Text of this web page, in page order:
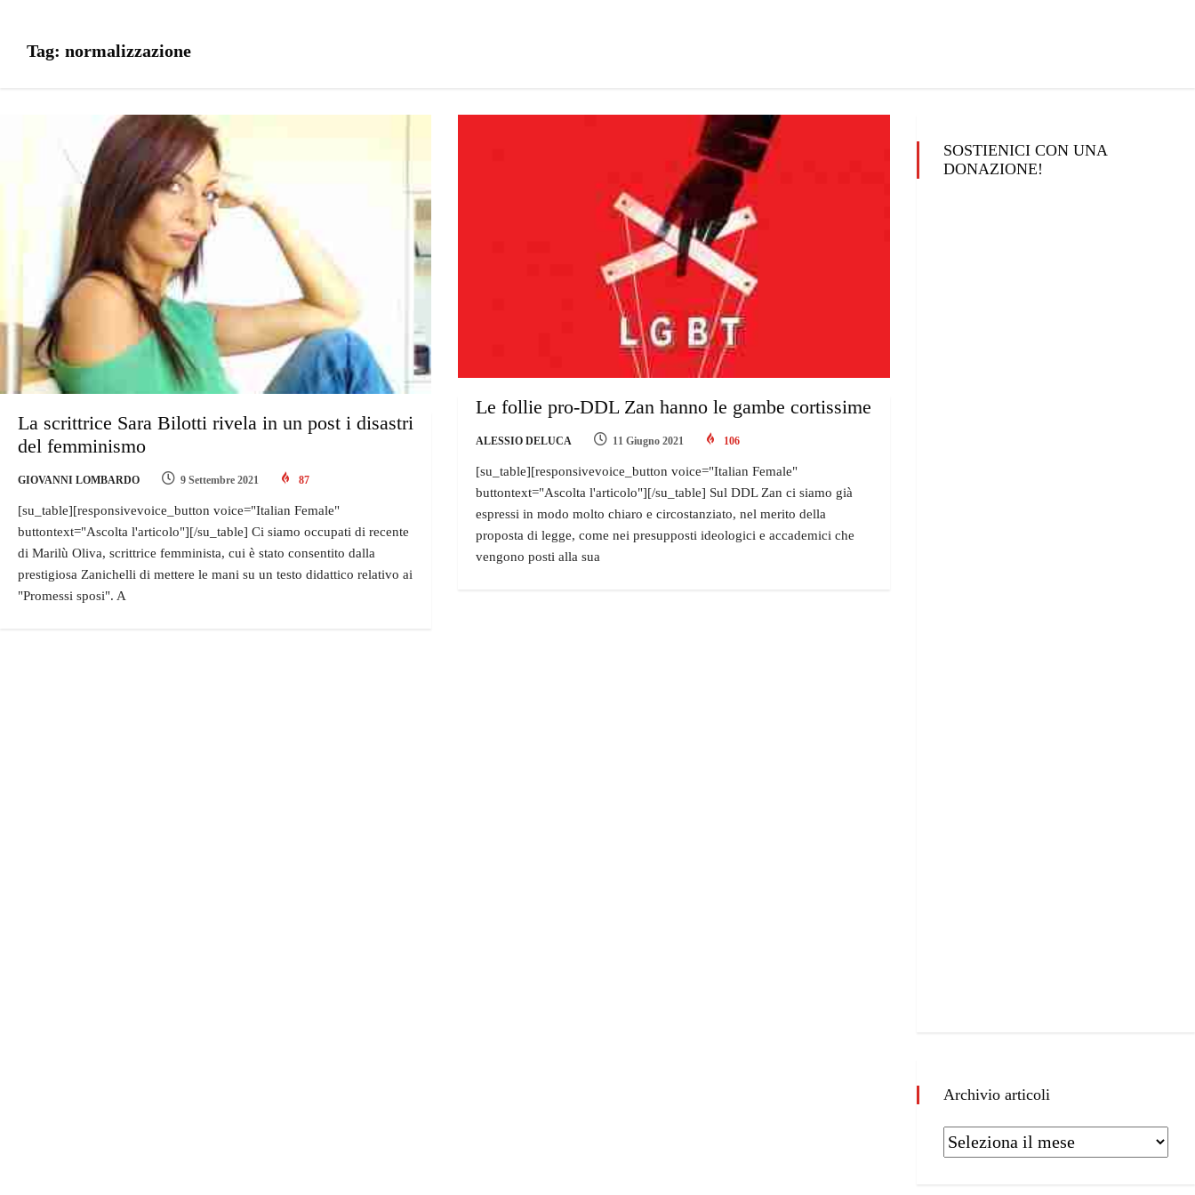
Tag: normalizzazione
La scrittrice Sara Bilotti rivela in un post i disastri
del femminismo
GIOVANNI LOMBARDO 9 Settembre 2021 87
[su_table][responsivevoice_button voice="Italian Female"
buttontext="Ascolta l'articolo"][/su_table] Ci siamo occupati di recente
di Marilù Oliva, scrittrice femminista, cui è stato consentito dalla
prestigiosa Zanichelli di mettere le mani su un testo didattico relativo ai
"Promessi sposi". A
Le follie pro-DDL Zan hanno le gambe cortissime
ALESSIO DELUCA 11 Giugno 2021 106
[su_table][responsivevoice_button voice="Italian Female"
buttontext="Ascolta l'articolo"][/su_table] Sul DDL Zan ci siamo già
espressi in modo molto chiaro e circostanziato, nel merito della
proposta di legge, come nei presupposti ideologici e accademici che
vengono posti alla sua
SOSTIENICI CON UNA
DONAZIONE!
Archivio articoli